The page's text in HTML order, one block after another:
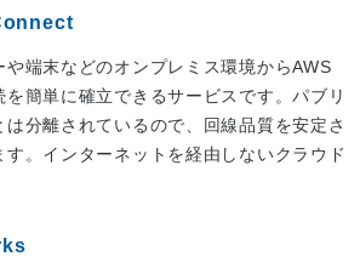
端末などのオンプレミス環境からAWS
簡単に確立できるサービスです。パブリ
は分離されているので、回線品質を安定さ
。インターネットを経由しないクラウド